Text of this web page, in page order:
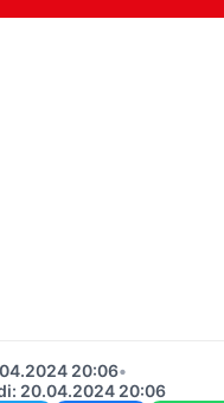
20:06•
20.04.2024 20:06